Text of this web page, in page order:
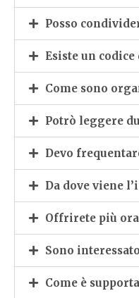
Posso
Esiste un
Come sono
Potrò leggere
Devo
Da dove viene
Offrirete più
Sono
Come è